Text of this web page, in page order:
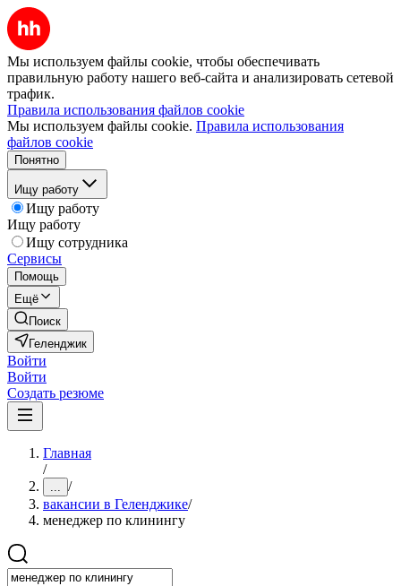
Мы используем файлы cookie, чтобы обеспечивать
правильную работу нашего веб-сайта и анализировать сетевой
трафик.
Правила использования файлов cookie
Мы используем файлы cookie. Правила использования
файлов cookie
Понятно
Ищу работу
Ищу работу
Ищу работу
Ищу сотрудника
Сервисы
Помощь
Ещё
Поиск
Геленджик
Войти
Войти
Создать резюме
Главная
/
... /
вакансии в Геленджике/
менеджер по клинингу